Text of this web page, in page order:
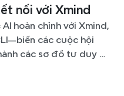
nối với Xmind
hoàn chỉnh với Xmind,
các cuộc hội
các sơ đồ tư duy rõ